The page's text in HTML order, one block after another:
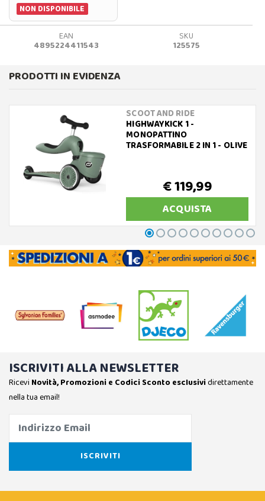
NON DISPONIBILE
EAN
4895224411543
SKU
125575
PRODOTTI IN EVIDENZA
SCOOT AND RIDE
HIGHWAYKICK 1 -
MONOPATTINO
TRASFORMABILE 2 IN 1 - OLIVE
€ 119,99
ACQUISTA
ISCRIVITI ALLA NEWSLETTER
Ricevi Novità, Promozioni e Codici Sconto esclusividirettamente
nella tua email!